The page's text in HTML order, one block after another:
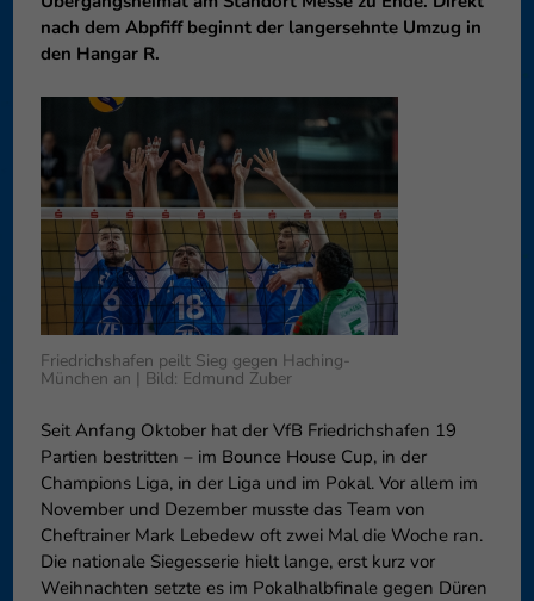
nach dem Abpfiff beginnt der langersehnte Umzug in
den Hangar R.
Friedrichshafen peilt Sieg gegen Haching-
München an | Bild: Edmund Zuber
Seit Anfang Oktober hat der VfB Friedrichshafen 19
Partien bestritten – im Bounce House Cup, in der
Champions Liga, in der Liga und im Pokal. Vor allem im
November und Dezember musste das Team von
Cheftrainer Mark Lebedew oft zwei Mal die Woche ran.
Die nationale Siegesserie hielt lange, erst kurz vor
Weihnachten setzte es im Pokalhalbfinale gegen Düren
können Ihre Einwilligung zu ganzen Kategorien geben oder sich
weitere Informationen anzeigen lassen und so nur bestimmte
Cookies auswählen.
Speichern Nur essenzielle Cookies akzeptieren
Zurück
Datenschutzeinstellungen
Essenziell (1)
Essenzielle Cookies ermöglichen grundlegende Funktionen und sind für
die einwandfreie Funktion der Website erforderlich.
Cookie-Informationen anzeigen
Externe Medien (6)
werden, bedarf der Zugriff auf diese Inhalte keiner manuellen
Einwilligung mehr.
Cookie-Informationen anzeigen
Datenschutzerklärung Impressum